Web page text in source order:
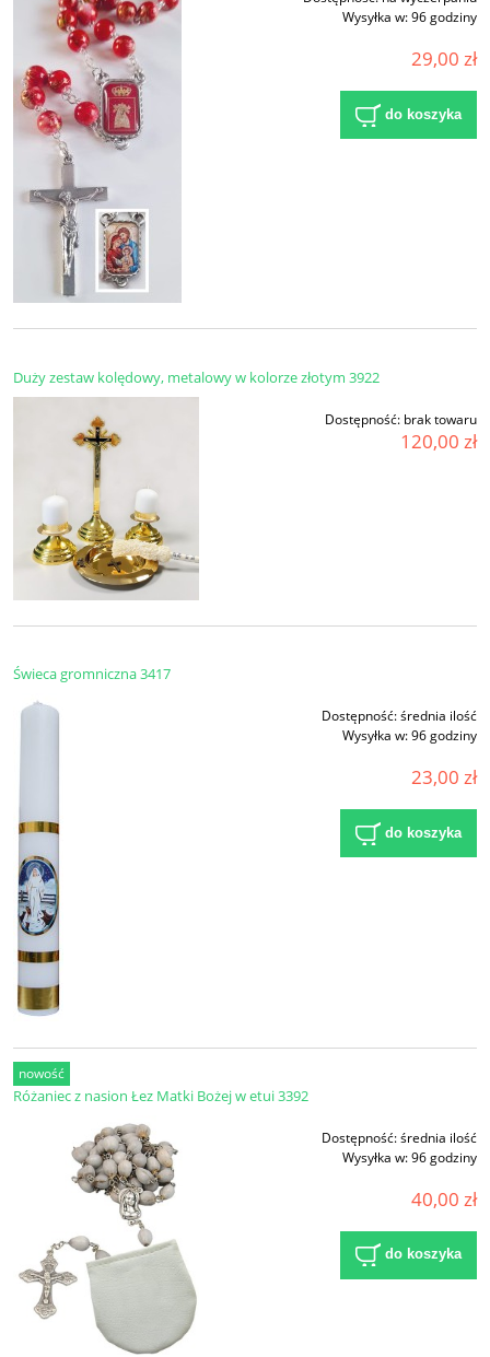
Wysyłka w:96 godziny
29,00 zł
do koszyka
Duży zestaw kolędowy, metalowy w kolorze złotym 3922
Dostępność: brak towaru
120,00 zł
Świeca gromniczna 3417
Dostępność:średnia ilość
Wysyłka w:96 godziny
23,00 zł
do koszyka
Różaniec z nasion Łez Matki Bożej w etui 3392
Dostępność:średnia ilość
Wysyłka w:96 godziny
40,00 zł
do koszyka
nowość